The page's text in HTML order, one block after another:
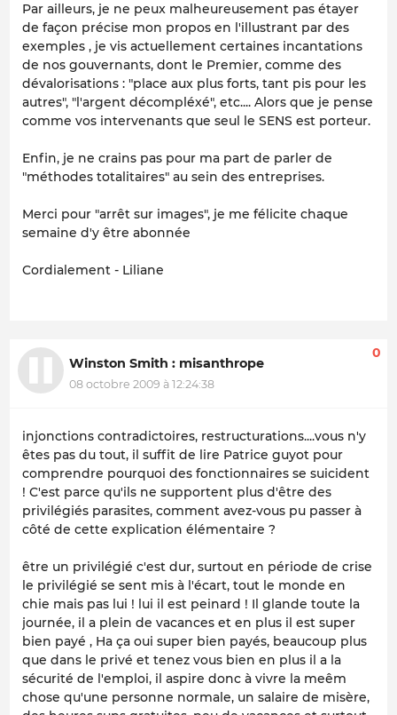
Par ailleurs, je ne peux malheureusement pas étayer
de façon précise mon propos en l'illustrant par des
exemples , je vis actuellement certaines incantations
de nos gouvernants, dont le Premier, comme des
dévalorisations : "place aux plus forts, tant pis pour les
autres", "l'argent décompléxé", etc.... Alors que je pense
comme vos intervenants que seul le SENS est porteur.
Enfin, je ne crains pas pour ma part de parler de
"méthodes totalitaires" au sein des entreprises.
Merci pour "arrêt sur images", je me félicite chaque
semaine d'y être abonnée
Cordialement - Liliane
Winston Smith : misanthrope
08 octobre 2009 à 12:24:38
0
injonctions contradictoires, restructurations....vous n'y
êtes pas du tout, il suffit de lire Patrice guyot pour
comprendre pourquoi des fonctionnaires se suicident
! C'est parce qu'ils ne supportent plus d'être des
privilégiés parasites, comment avez-vous pu passer à
côté de cette explication élémentaire ?
être un privilégié c'est dur, surtout en période de crise
le privilégié se sent mis à l'écart, tout le monde en
chie mais pas lui ! lui il est peinard ! Il glande toute la
journée, il a plein de vacances et en plus il est super
bien payé , Ha ça oui super bien payés, beaucoup plus
que dans le privé et tenez vous bien en plus il a la
sécurité de l'emploi, il aspire donc à vivre la meêm
chose qu'une personne normale, un salaire de misère,